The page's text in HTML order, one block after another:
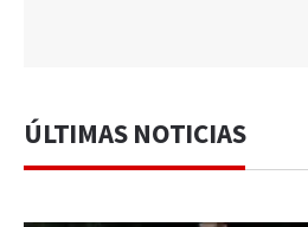
ÚLTIMAS NOTICIAS